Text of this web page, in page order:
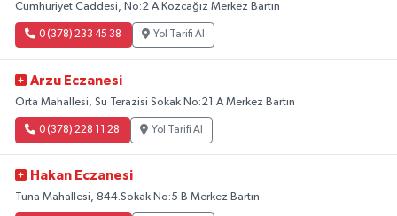
Cumhuriyet Caddesi, No:2 A Kozcağız Merkez Bartın
0 (378) 233 45 38 Yol Tarifi Al
Arzu Eczanesi
Orta Mahallesi, Su Terazisi Sokak No:21 A Merkez Bartın
0 (378) 228 11 28 Yol Tarifi Al
Hakan Eczanesi
Tuna Mahallesi, 844.Sokak No:5 B Merkez Bartın